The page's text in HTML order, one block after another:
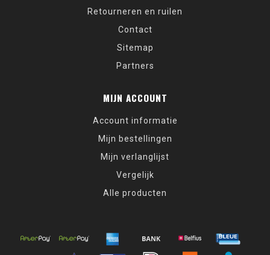
Retourneren en ruilen
Contact
Sitemap
Partners
MIJN ACCOUNT
Account informatie
Mijn bestellingen
Mijn verlanglijst
Vergelijk
Alle producten